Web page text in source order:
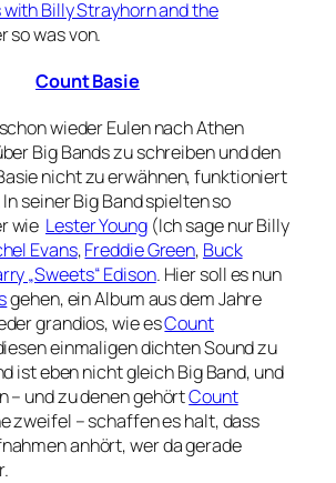
with Billy Strayhorn and the
so was von.
Count Basie
wieder Eulen nach Athen
Big Bands zu schreiben und den
nicht zu erwähnen, funktioniert
seiner Big Band spielten so
wie Lester Young(Ich sage nur Billy
Evans,Freddie Green, Buck
„Sweets“ Edison. Hier soll es nun
gehen, ein Album aus dem Jahre
grandios, wie esCount
einmaligen dichten Sound zu
ist eben nicht gleich Big Band, und
– und zu denen gehörtCount
zweifel – schaffen es halt, dass
anhört, wer da gerade